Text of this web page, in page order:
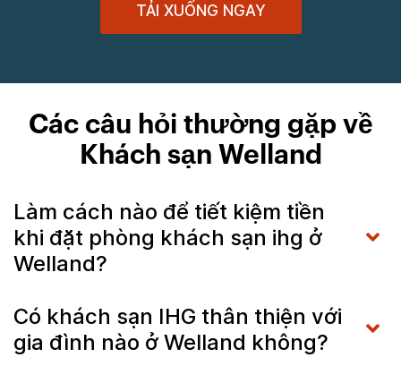
TẢI XUỐNG NGAY
Các câu hỏi thường gặp về
Khách sạn Welland
Làm cách nào để tiết kiệm tiền
khi đặt phòng khách sạn ihg ở
Welland?
Có khách sạn IHG thân thiện với
gia đình nào ở Welland không?